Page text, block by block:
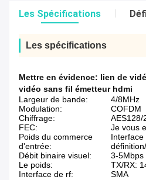
Les Spécifications
Les spécifications
Mettre en évidence: lien de
vidéo sans fil émetteur hdmi
Largeur de bande:
4/8MHz
Modulation:
COFDM
Chiffrage:
AES128/
FEC:
Je vous
Poids du commerce
d'entrée:
Débit binaire visuel:
3-5Mbps
Le poids:
TX/RX:
Interface de rf:
SMA